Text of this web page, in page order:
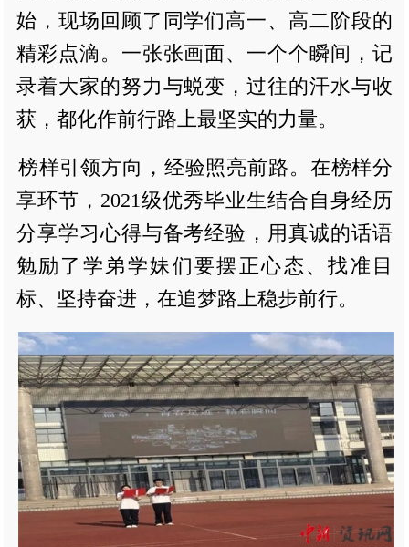
始，现场回顾了同学们高一、高二阶段的
精彩点滴。一张张画面、一个个瞬间，记
录着大家的努力与蜕变，过往的汗水与收
获，都化作前行路上最坚实的力量。
榜样引领方向，经验照亮前路。在榜样分
享环节，2021级优秀毕业生结合自身经历
分享学习心得与备考经验，用真诚的话语
勉励了学弟学妹们要摆正心态、找准目
标、坚持奋进，在追梦路上稳步前行。